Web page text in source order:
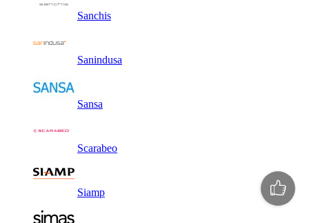
Sanchis
Sanindusa
Sansa
Scarabeo
Siamp